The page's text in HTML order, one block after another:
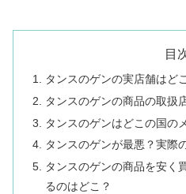
目
タンスのゲンの実店舗はど
タンスのゲンの商品の取扱
タンスのゲンはどこの国の
タンスのゲンが最悪？実際
タンスのゲンの商品を安く
るのはどこ？